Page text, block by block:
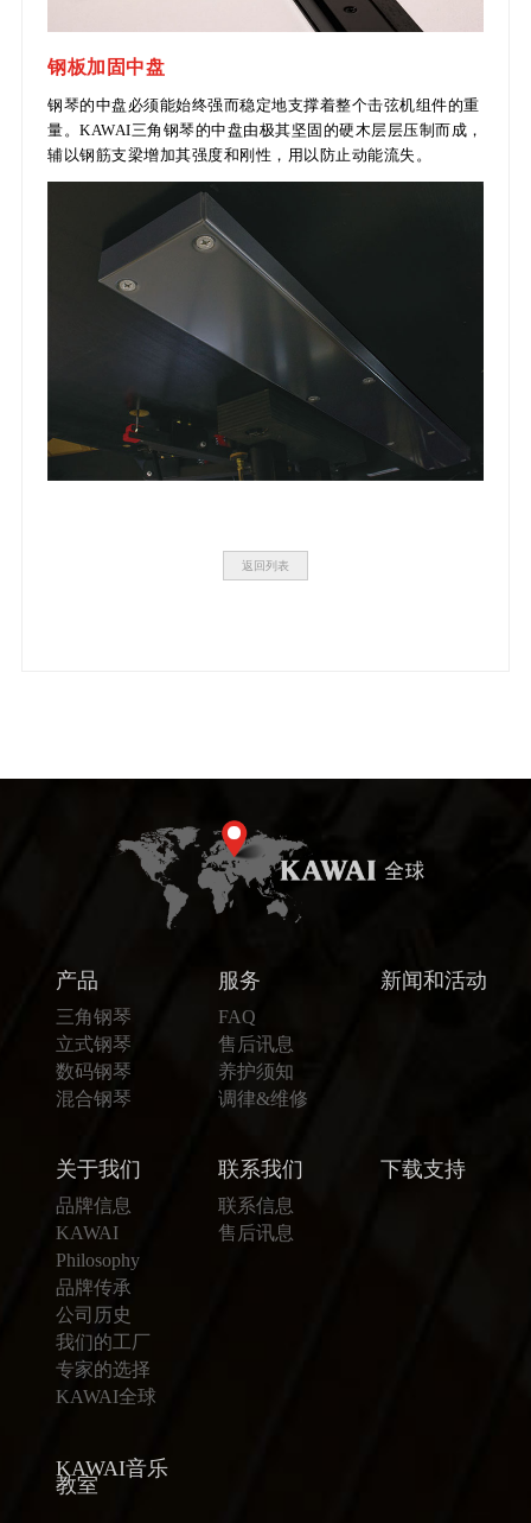
钢板加固中盘
钢琴的中盘必须能始终强而稳定地支撑着整个击弦机组件的重
量。KAWAI三角钢琴的中盘由极其坚固的硬木层层压制而成，
辅以钢筋支梁增加其强度和刚性，用以防止动能流失。
返回列表
产品
三角钢琴
立式钢琴
数码钢琴
混合钢琴
服务
FAQ
售后讯息
养护须知
调律&维修
新闻和活动
关于我们
品牌信息
KAWAI
Philosophy
品牌传承
公司历史
我们的工厂
专家的选择
KAWAI全球
联系我们
联系信息
售后讯息
下载支持
KAWAI音乐
教室